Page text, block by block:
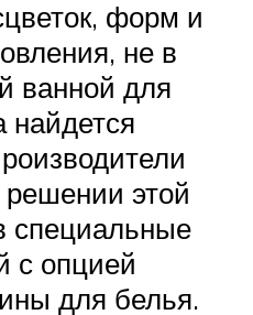
форм и
не в
ванной для
найдется
этой
специальные
с опцией
для белья.